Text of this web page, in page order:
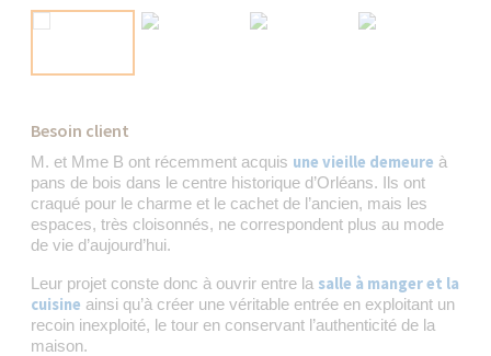
Besoin client
M. et Mme B ont récemment acquis une vieille demeure à
pans de bois dans le centre historique d’Orléans. Ils ont
craqué pour le charme et le cachet de l’ancien, mais les
espaces, très cloisonnés, ne correspondent plus au mode
de vie d’aujourd’hui.
Leur projet conste donc à ouvrir entre la salle à manger et la
cuisine ainsi qu’à créer une véritable entrée en exploitant un
recoin inexploité, le tour en conservant l’authenticité de la
maison.